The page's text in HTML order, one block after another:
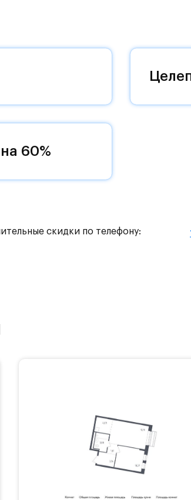
до столицы.
с чистовой отделкой,
метро МЦД «Одинцово».
на «Северный обход Одинцово».
гимназии «Жуковка».
осуществляется по
60%
скидки по телефону: